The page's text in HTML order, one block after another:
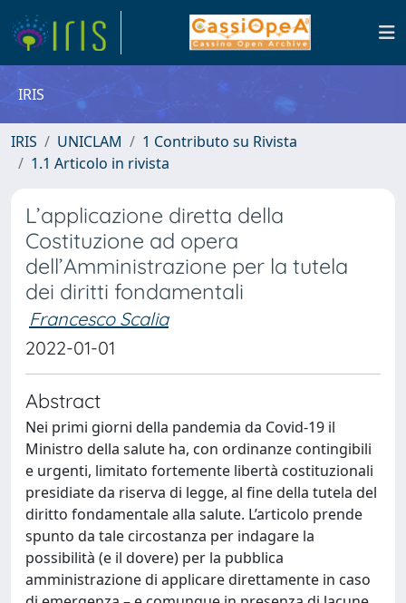
IRIS
IRIS UNICLAM
1 Contributo su Rivista
1.1 Articolo in rivista
L’applicazione diretta della
Costituzione ad opera
dell’Amministrazione per la tutela
dei diritti fondamentali
Francesco Scalia
2022-01-01
Abstract
Nei primi giorni della pandemia da Covid-19 il
Ministro della salute ha, con ordinanze contingibili
e urgenti, limitato fortemente libertà costituzionali
presidiate da riserva di legge, al fine della tutela del
diritto fondamentale alla salute. L’articolo prende
spunto da tale circostanza per indagare la
possibilità (e il dovere) per la pubblica
amministrazione di applicare direttamente in caso